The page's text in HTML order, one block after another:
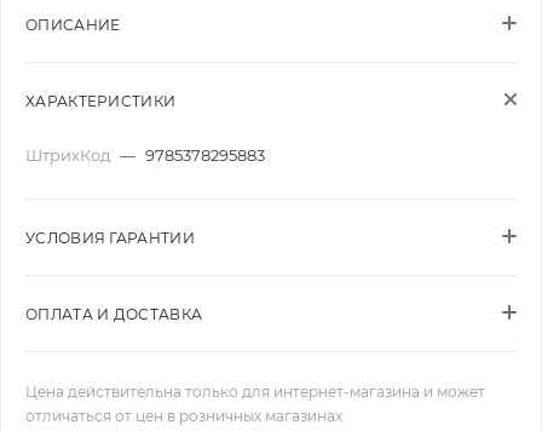
ОПИСАНИЕ
ХАРАКТЕРИСТИКИ
ШтрихКод — 9785378295883
УСЛОВИЯ ГАРАНТИИ
ОПЛАТА И ДОСТАВКА
Цена действительна только для интернет-магазина и может
отличаться от цен в розничных магазинах